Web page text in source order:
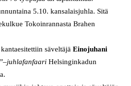
5.10. kansalaisjuhla. Sitä
Tokoinrannasta Brahen
säveltäjäEinojuhani
Helsinginkadun